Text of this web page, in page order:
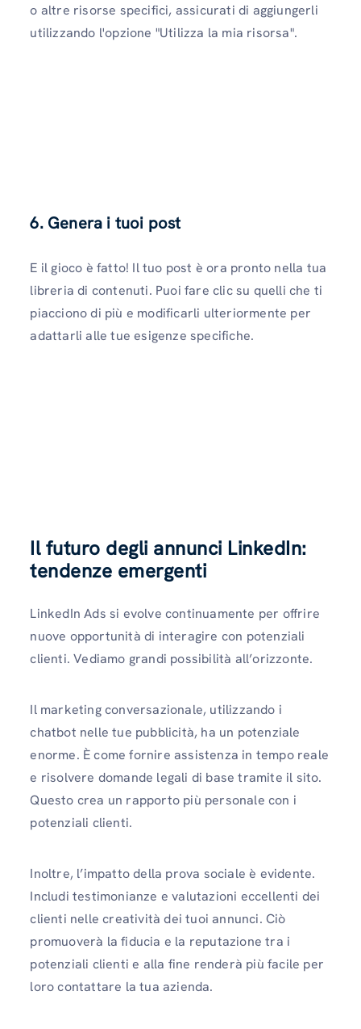
o altre risorse specifici, assicurati di aggiungerli
utilizzando l'opzione "Utilizza la mia risorsa".
6. Genera i tuoi post
E il gioco è fatto! Il tuo post è ora pronto nella tua
libreria di contenuti. Puoi fare clic su quelli che ti
piacciono di più e modificarli ulteriormente per
adattarli alle tue esigenze specifiche.
Il futuro degli annunci LinkedIn:
tendenze emergenti
LinkedIn Ads si evolve continuamente per offrire
nuove opportunità di interagire con potenziali
clienti. Vediamo grandi possibilità all’orizzonte.
Il marketing conversazionale, utilizzando i
chatbot nelle tue pubblicità, ha un potenziale
enorme. È come fornire assistenza in tempo reale
e risolvere domande legali di base tramite il sito.
Questo crea un rapporto più personale con i
potenziali clienti.
Inoltre, l’impatto della prova sociale è evidente.
Includi testimonianze e valutazioni eccellenti dei
clienti nelle creatività dei tuoi annunci. Ciò
promuoverà la fiducia e la reputazione tra i
potenziali clienti e alla fine renderà più facile per
loro contattare la tua azienda.